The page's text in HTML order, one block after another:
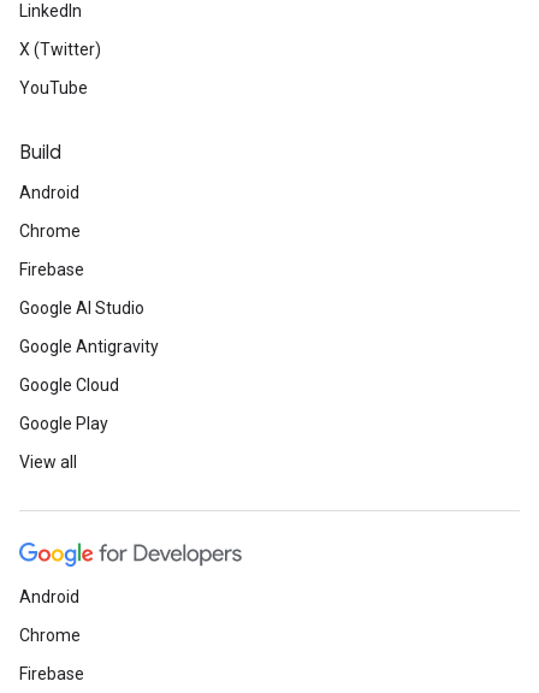
LinkedIn
X (Twitter)
YouTube
Build
Android
Chrome
Firebase
Google AI Studio
Google Antigravity
Google Cloud
Google Play
View all
Android
Chrome
Firebase